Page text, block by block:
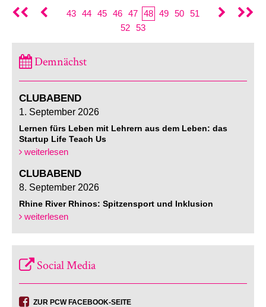
43 44 45 46 47 48 49 50 51
52 53
Demnächst
CLUBABEND
1. September 2026
Lernen fürs Leben mit Lehrern aus dem Leben: das
Startup Life Teach Us
weiterlesen
CLUBABEND
8. September 2026
Rhine River Rhinos: Spitzensport und Inklusion
weiterlesen
Social Media
ZUR PCW FACEBOOK-SEITE